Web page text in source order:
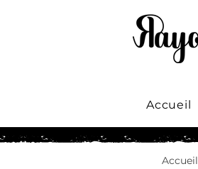
Accueil
Accueil